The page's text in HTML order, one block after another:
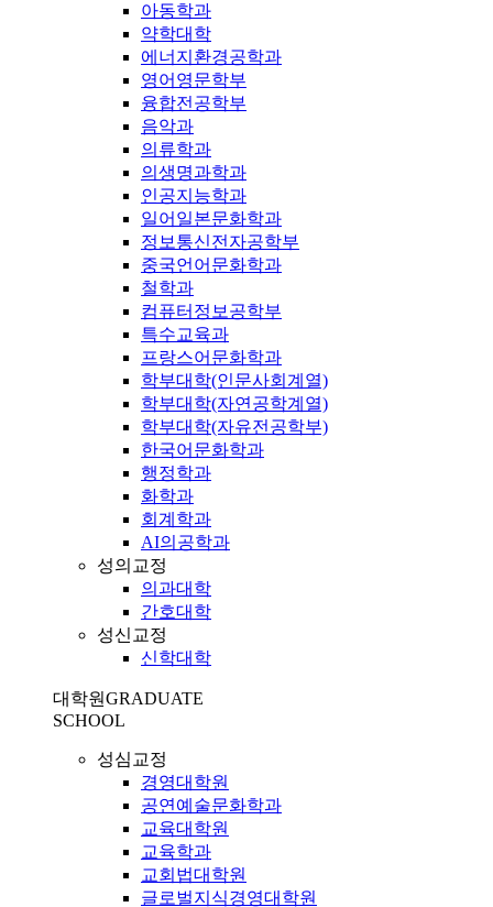
아동학과
약학대학
에너지환경공학과
영어영문학부
융합전공학부
음악과
의류학과
의생명과학과
인공지능학과
일어일본문화학과
정보통신전자공학부
중국언어문화학과
철학과
컴퓨터정보공학부
특수교육과
프랑스어문화학과
학부대학(인문사회계열)
학부대학(자연공학계열)
학부대학(자유전공학부)
한국어문화학과
행정학과
화학과
회계학과
AI의공학과
성의교정
의과대학
간호대학
성신교정
신학대학
대학원GRADUATE
SCHOOL
성심교정
경영대학원
공연예술문화학과
교육대학원
교육학과
교회법대학원
글로벌지식경영대학원